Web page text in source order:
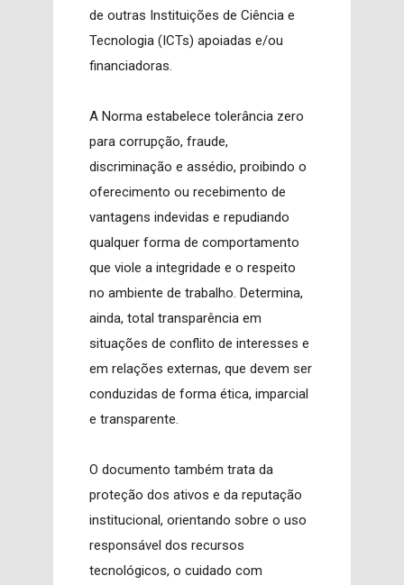
de outras Instituições de Ciência e
Tecnologia (ICTs) apoiadas e/ou
financiadoras.
A Norma estabelece tolerância zero
para corrupção, fraude,
discriminação e assédio, proibindo o
oferecimento ou recebimento de
vantagens indevidas e repudiando
qualquer forma de comportamento
que viole a integridade e o respeito
no ambiente de trabalho. Determina,
ainda, total transparência em
situações de conflito de interesses e
em relações externas, que devem ser
conduzidas de forma ética, imparcial
e transparente.
O documento também trata da
proteção dos ativos e da reputação
institucional, orientando sobre o uso
responsável dos recursos
tecnológicos, o cuidado com